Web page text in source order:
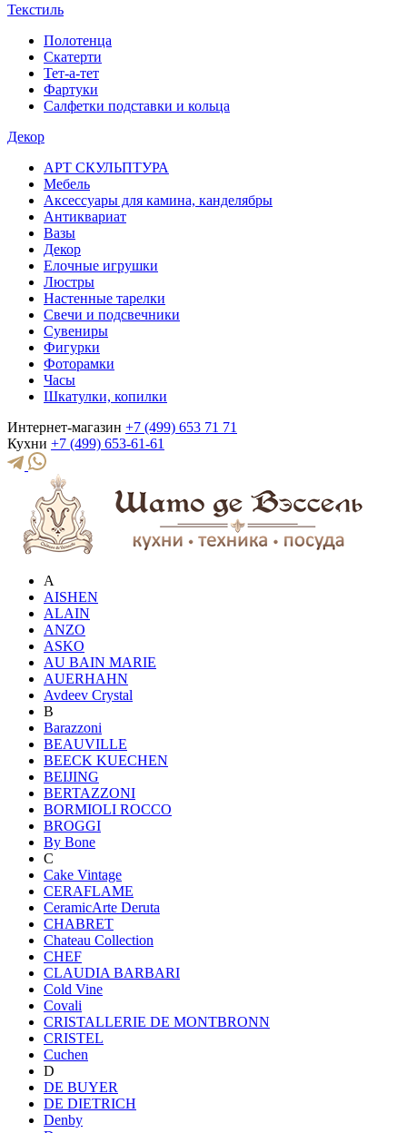
Текстиль
Полотенца
Скатерти
Тет-а-тет
Фартуки
Салфетки подставки и кольца
Декор
АРТ СКУЛЬПТУРА
Мебель
Аксессуары для камина, канделябры
Антиквариат
Вазы
Декор
Елочные игрушки
Люстры
Настенные тарелки
Свечи и подсвечники
Сувениры
Фигурки
Фоторамки
Часы
Шкатулки, копилки
Интернет-магазин +7 (499) 653 71 71
Кухни +7 (499) 653-61-61
A
AISHEN
ALAIN
ANZO
ASKO
AU BAIN MARIE
AUERHAHN
Avdeev Crystal
B
Barazzoni
BEAUVILLE
BEECK KUECHEN
BEIJING
BERTAZZONI
BORMIOLI ROCCO
BROGGI
By Bone
C
Cake Vintage
CERAFLAME
CeramicArte Deruta
CHABRET
Chateau Collection
CHEF
CLAUDIA BARBARI
Cold Vine
Covali
CRISTALLERIE DE MONTBRONN
CRISTEL
Cuchen
D
DE BUYER
DE DIETRICH
Denby